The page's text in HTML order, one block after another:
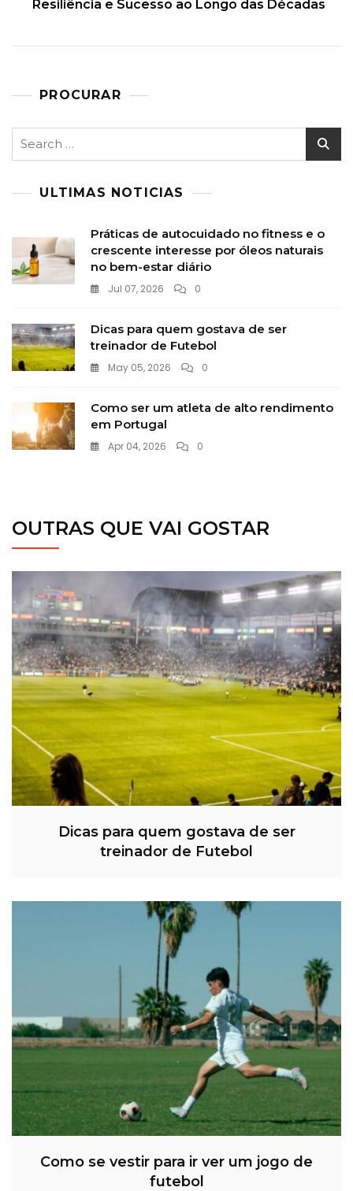
Resiliência e Sucesso ao Longo das Décadas
PROCURAR
ULTIMAS NOTICIAS
Práticas de autocuidado no fitness e o
crescente interesse por óleos naturais
no bem-estar diário
Jul 07, 2026 0
Dicas para quem gostava de ser
treinador de Futebol
May 05, 2026 0
Como ser um atleta de alto rendimento
em Portugal
Apr 04, 2026 0
OUTRAS QUE VAI GOSTAR
Dicas para quem gostava de ser
treinador de Futebol
Como se vestir para ir ver um jogo de
futebol